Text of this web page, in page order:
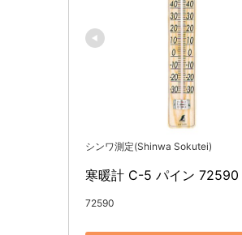
シンワ測定(Shinwa Sokutei)
寒暖計 C-5 パイン 72590
72590